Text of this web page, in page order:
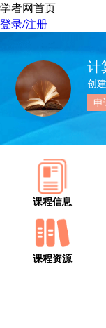
学者网首页
登录/注册
计
创
申
课程信息
课程资源